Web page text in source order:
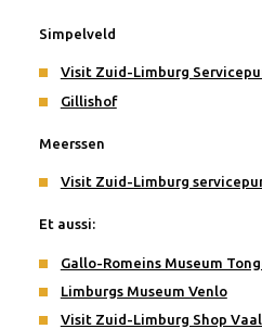
Simpelveld
Visit Zuid-Limburg
Gillishof
Meerssen
Visit Zuid-Limburg
Et aussi:
Gallo-Romeins Museum
Limburgs Museum Venlo
Visit Zuid-Limburg Shop